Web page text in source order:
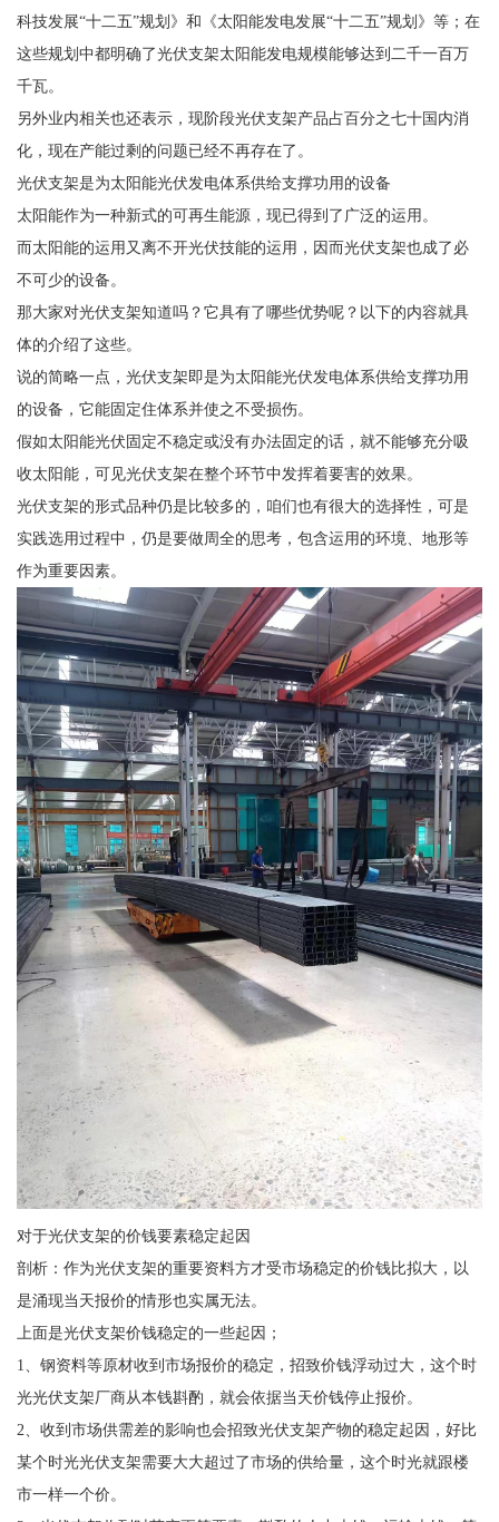
科技发展“十二五”规划》和《太阳能发电发展“十二五”规划》等；在
这些规划中都明确了光伏支架太阳能发电规模能够达到二千一百万
千瓦。
另外业内相关也还表示，现阶段光伏支架产品占百分之七十国内消
化，现在产能过剩的问题已经不再存在了。
光伏支架是为太阳能光伏发电体系供给支撑功用的设备
太阳能作为一种新式的可再生能源，现已得到了广泛的运用。
而太阳能的运用又离不开光伏技能的运用，因而光伏支架也成了必
不可少的设备。
那大家对光伏支架知道吗？它具有了哪些优势呢？以下的内容就具
体的介绍了这些。
说的简略一点，光伏支架即是为太阳能光伏发电体系供给支撑功用
的设备，它能固定住体系并使之不受损伤。
假如太阳能光伏固定不稳定或没有办法固定的话，就不能够充分吸
收太阳能，可见光伏支架在整个环节中发挥着要害的效果。
光伏支架的形式品种仍是比较多的，咱们也有很大的选择性，可是
实践选用过程中，仍是要做周全的思考，包含运用的环境、地形等
作为重要因素。
对于光伏支架的价钱要素稳定起因
剖析：作为光伏支架的重要资料方才受市场稳定的价钱比拟大，以
是涌现当天报价的情形也实属无法。
上面是光伏支架价钱稳定的一些起因；
1、钢资料等原材收到市场报价的稳定，招致价钱浮动过大，这个时
光光伏支架厂商从本钱斟酌，就会依据当天价钱停止报价。
2、收到市场供需差的影响也会招致光伏支架产物的稳定起因，好比
某个时光光伏支架需要大大超过了市场的供给量，这个时光就跟楼
市一样一个价。